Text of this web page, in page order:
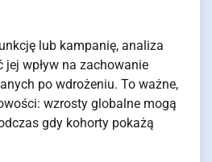
lub kampanię, analiza
wpływ na zachowanie
po wdrożeniu. To ważne,
wzrosty globalne mogą
gdy kohorty pokażą